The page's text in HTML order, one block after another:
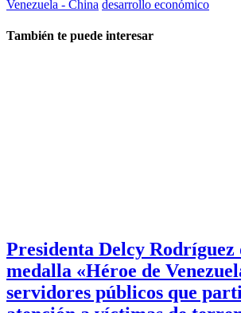
Venezuela - China desarrollo económico
También te puede interesar
Presidenta Delcy Rodríguez
medalla «Héroe de
servidores públicos que